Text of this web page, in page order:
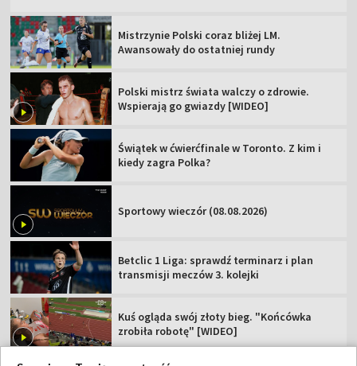
Mistrzynie Polski coraz bliżej LM.
Awansowały do ostatniej rundy
Polski mistrz świata walczy o zdrowie.
Wspierają go gwiazdy [WIDEO]
Świątek w ćwierćfinale w Toronto. Z kim i
kiedy zagra Polka?
Sportowy wieczór (08.08.2026)
Betclic 1 Liga: sprawdź terminarz i plan
transmisji meczów 3. kolejki
Kuś ogląda swój złoty bieg. "Końcówka
zrobiła robotę" [WIDEO]